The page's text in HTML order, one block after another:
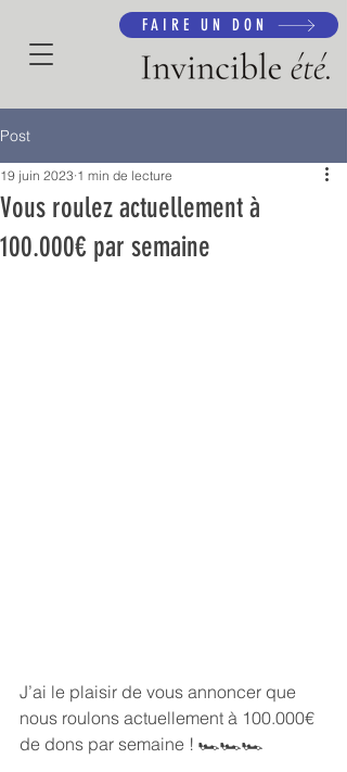
FAIRE UN DON
Post
Vous roulez actuellement à
100.000€ par semaine
19 juin 2023 1 min de lecture
J’ai le plaisir de vous annoncer que
nous roulons actuellement à 100.000€
de dons par semaine ! 🏎️🏎️🏎️